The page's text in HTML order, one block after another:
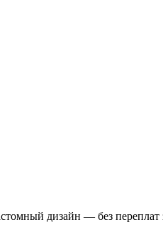
дизайн — без